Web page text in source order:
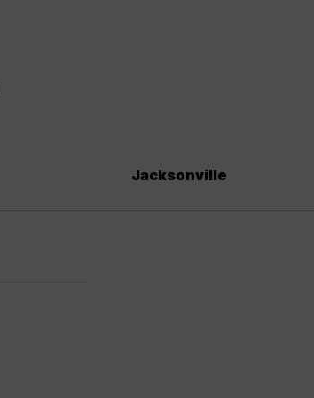
Jacksonville